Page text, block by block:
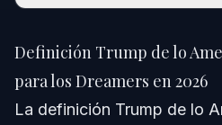
para los Dreamers en 2026
Respuesta Rápida
Comprendiendo la
Definición Trump de lo
para los Dreamers en 2026
La definición Trump de lo